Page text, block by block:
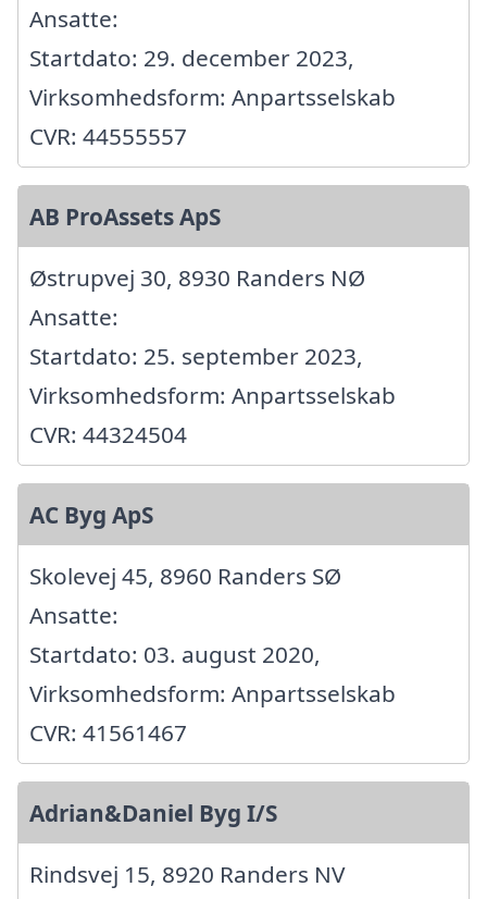
Ansatte:
Startdato: 29. december 2023,
Virksomhedsform: Anpartsselskab
CVR: 44555557
AB ProAssets ApS
Østrupvej 30, 8930 Randers NØ
Ansatte:
Startdato: 25. september 2023,
Virksomhedsform: Anpartsselskab
CVR: 44324504
AC Byg ApS
Skolevej 45, 8960 Randers SØ
Ansatte:
Startdato: 03. august 2020,
Virksomhedsform: Anpartsselskab
CVR: 41561467
Adrian&Daniel Byg I/S
Rindsvej 15, 8920 Randers NV